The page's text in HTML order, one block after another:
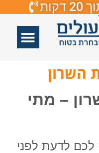
השרון
– מתי
לדעת לפני